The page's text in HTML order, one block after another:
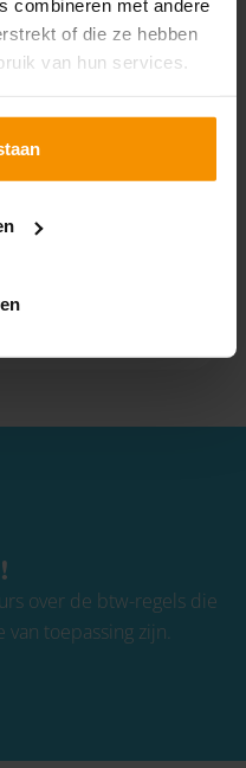
combineren met andere
of die ze hebben
van hun services.
uitwerken. Denk
van nieuwe of
aan ABC-leveringen.
door B aan C
koopt en
bestelde). Voor
over de btw-regels die
toepassing zijn.